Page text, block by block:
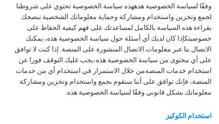
وفقًا لسياسة الخصوصية هذههذه سياسة الخصوصية تحتوي على شروطنا
لجمع وتخزين واستخدام ومشاركة وحماية معلوماتك الشخصية.ننصحك
بقراءة هذه السياسة بالكامل لمساعدتك على فهم كيفية الحفاظ على
خصوصيتكإذا كان لديك أي أسئلة حول سياسة الخصوصية هذه، يمكنك
الاتصال بنا عبر معلومات الاتصال المنشورة على المنصة. إذا كنت لا توافق
على أي محتوى من سياسة الخصوصية هذه،يجب عليك التوقف فورا عن
استخدام خدمات المنصةمن خلال الاستمرار في استخدام أي من خدمات
المنصة، فإنك توافق على أننا سنقوم بجمع واستخدام وتخزين ومشاركة
معلوماتك بشكل قانوني وفقًا لسياسة الخصوصية هذه.
استخدام الكوكيز